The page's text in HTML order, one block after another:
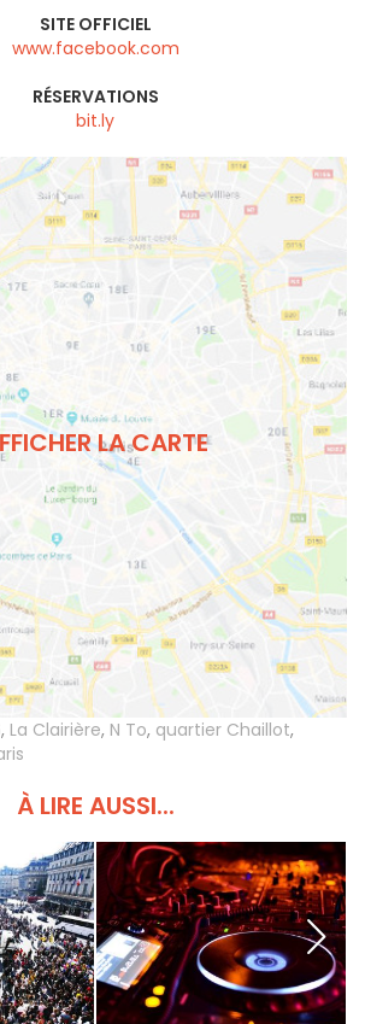
SITE OFFICIEL
www.facebook.com
RÉSERVATIONS
bit.ly
LA CARTE
, La Clairière, N To, quartier Chaillot,
À LIRE AUSSI...